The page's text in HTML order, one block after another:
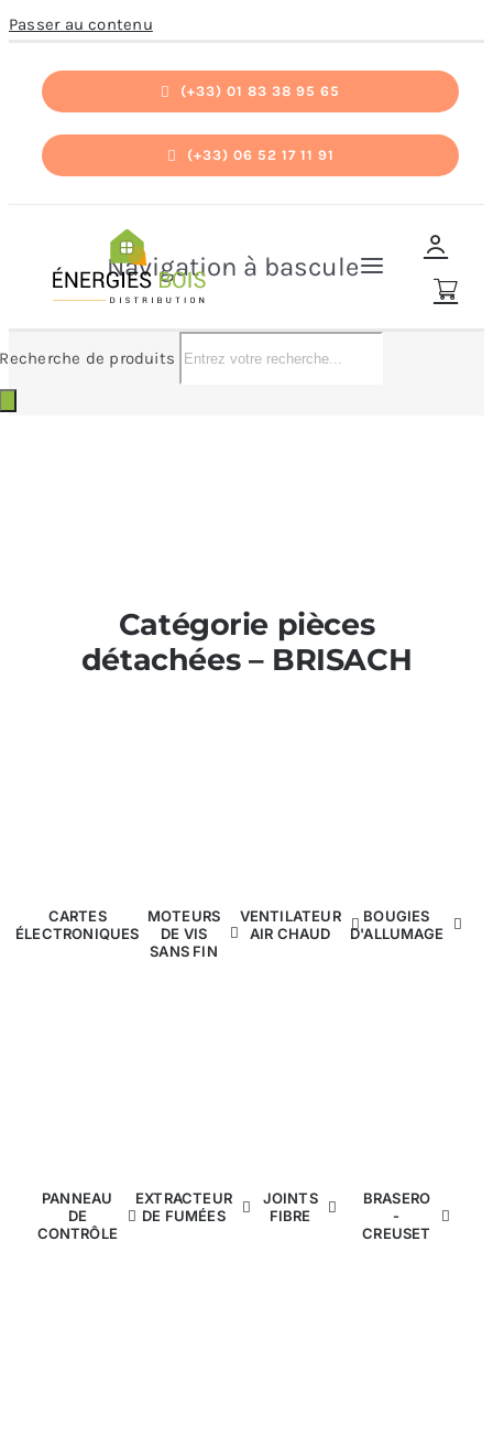
Passer au contenu
(+33) 01 83 38 95 65
(+33) 06 52 17 11 91
Navigation à bascule
Accueil
Conduit de fumées
Recherche de produits
Catégorie pièces
détachées – BRISACH
CARTES
ÉLECTRONIQUES
MOTEURS
DE VIS
SANS FIN
VENTILATEUR
AIR CHAUD
BOUGIES
D'ALLUMAGE
PANNEAU
DE
CONTRÔLE
EXTRACTEUR
DE FUMÉES
JOINTS
FIBRE
BRASERO
-
CREUSET